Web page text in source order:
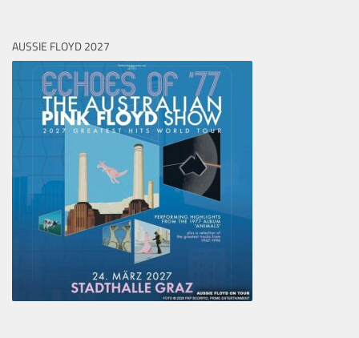
AUSSIE FLOYD 2027